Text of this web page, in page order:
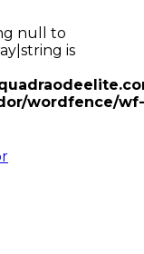
null to
is
wordfence/wf-